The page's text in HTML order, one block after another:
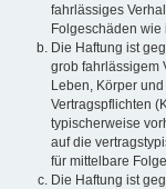
fahrlässiges
Folgeschäden wie
Die Haftung ist
grob fahrlässigem
Leben, Körper
Vertragspflichten
typischerweise
auf die
für mittelbare
Die Haftung ist